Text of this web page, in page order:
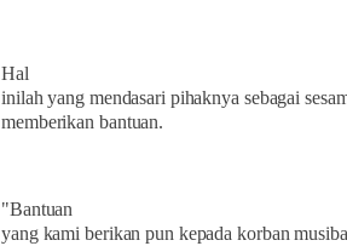
Hal
inilah yang mendasari pihaknya sebagai
memberikan bantuan.
"Bantuan
yang kami berikan pun kepada korban